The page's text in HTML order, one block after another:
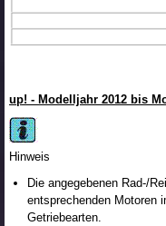
up! - Modelljahr 2012 bis
Hinweis
Die angegebenen Rad-/
entsprechenden Motoren
Getriebearten.